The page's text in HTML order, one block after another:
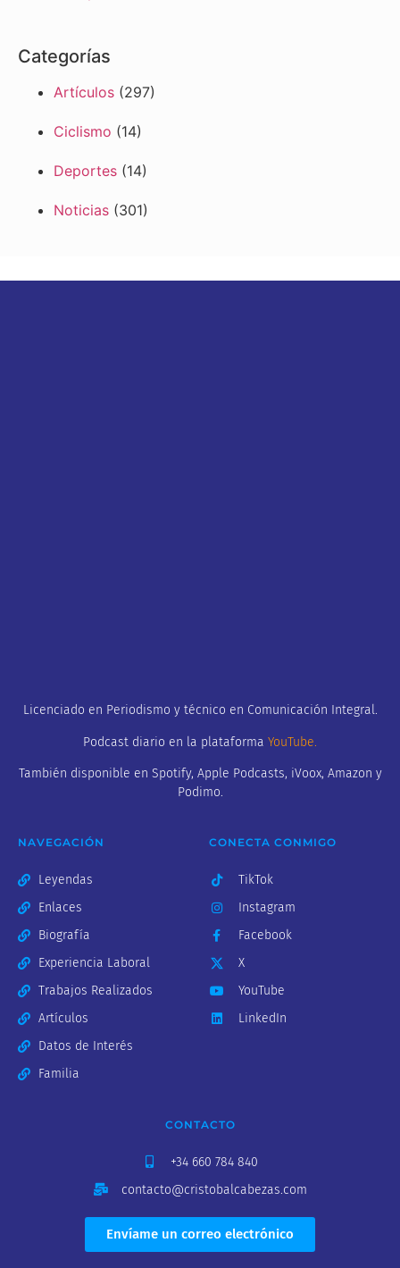
Categorías
Artículos (297)
Ciclismo (14)
Deportes (14)
Noticias (301)
Licenciado en Periodismo y técnico en Comunicación Integral.
Podcast diario en la plataforma YouTube.
También disponible en Spotify, Apple Podcasts, iVoox, Amazon y
Podimo.
NAVEGACIÓN
Leyendas
Enlaces
Biografía
Experiencia Laboral
Trabajos Realizados
Artículos
Datos de Interés
Familia
CONECTA CONMIGO
TikTok
Instagram
Facebook
X
YouTube
LinkedIn
CONTACTO
+34 660 784 840
contacto@cristobalcabezas.com
Envíame un correo electrónico